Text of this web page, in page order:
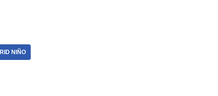
NIÑO